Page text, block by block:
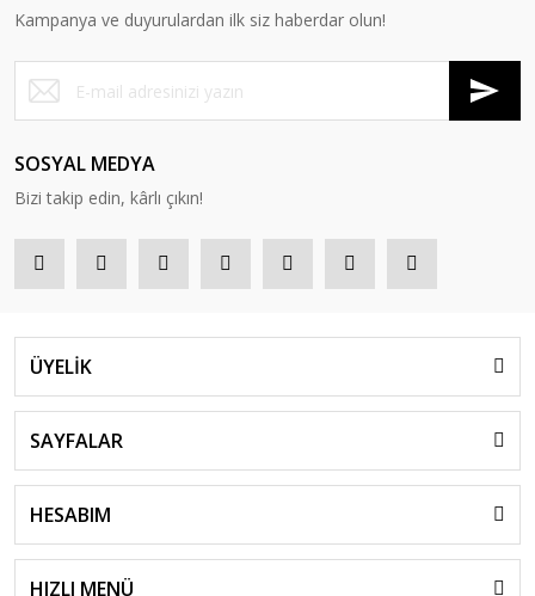
Kampanya ve duyurulardan ilk siz haberdar olun!
SOSYAL MEDYA
Bizi takip edin, kârlı çıkın!
ÜYELİK
SAYFALAR
HESABIM
HIZLI MENÜ